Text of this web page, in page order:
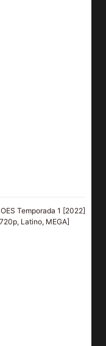
Temporada 1 [2022]
Latino, MEGA]